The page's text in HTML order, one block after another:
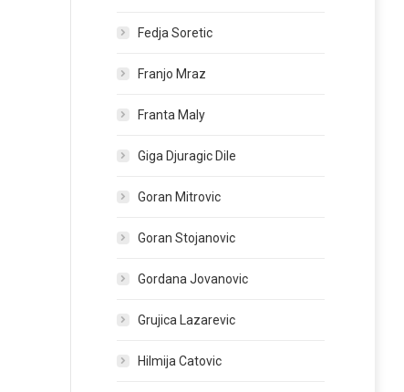
Fedja Soretic
Franjo Mraz
Franta Maly
Giga Djuragic Dile
Goran Mitrovic
Goran Stojanovic
Gordana Jovanovic
Grujica Lazarevic
Hilmija Catovic